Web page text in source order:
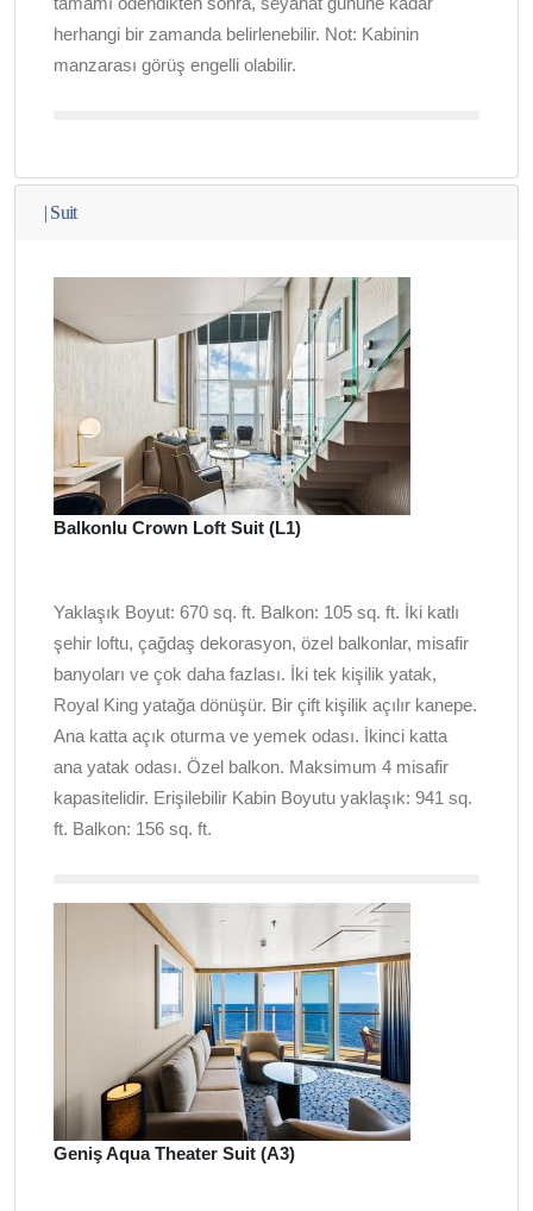
herhangi bir zamanda belirlenebilir. Not: Kabinin
manzarası görüş engelli olabilir.
| Suit
Balkonlu Crown Loft Suit (L1)
Yaklaşık Boyut: 670 sq. ft. Balkon: 105 sq. ft. İki katlı
şehir loftu, çağdaş dekorasyon, özel balkonlar, misafir
banyoları ve çok daha fazlası. İki tek kişilik yatak,
Royal King yatağa dönüşür. Bir çift kişilik açılır kanepe.
Ana katta açık oturma ve yemek odası. İkinci katta
ana yatak odası. Özel balkon. Maksimum 4 misafir
kapasitelidir. Erişilebilir Kabin Boyutu yaklaşık: 941 sq.
ft. Balkon: 156 sq. ft.
Geniş Aqua Theater Suit (A3)